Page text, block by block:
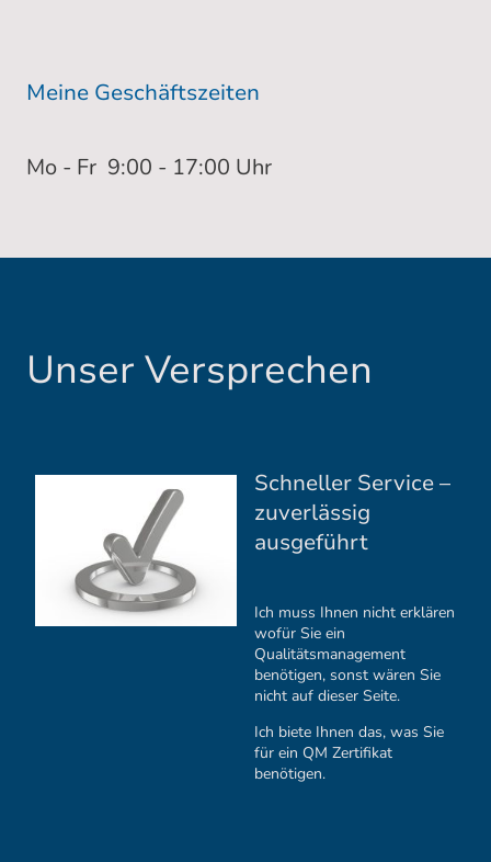
Meine Geschäftszeiten
Mo - Fr 9:00 - 17:00 Uhr
Unser Versprechen
Schneller Service –
zuverlässig
ausgeführt
Ich muss Ihnen nicht erklären
wofür Sie ein
Qualitätsmanagement
benötigen, sonst wären Sie
nicht auf dieser Seite.
Ich biete Ihnen das, was Sie
für ein QM Zertifikat
benötigen.